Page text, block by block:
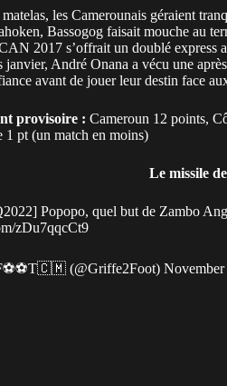
les Camerounais géraient
Bassogog faisait mouche au
2017 s’offrait un doublé express
janvier, André Onana a vécu une
avant de jouer leur destin face
provisoire : Cameroun 12 points,
1 pt (un match en moins)
Le missile
] Popopo, quel but de Zambo
zDu7qqcCt9
(@Griffe2Foot) November